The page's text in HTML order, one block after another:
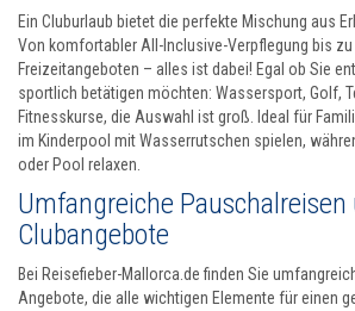
Ein Cluburlaub bietet die perfekte Mischung aus
Von komfortabler All-Inclusive-Verpflegung bis
Freizeitangeboten – alles ist dabei! Egal ob Sie
sportlich betätigen möchten: Wassersport, Golf,
Fitnesskurse, die Auswahl ist groß. Ideal für
im Kinderpool mit Wasserrutschen spielen,
oder Pool relaxen.
Umfangreiche Pauschalreisen
Clubangebote
Bei Reisefieber-Mallorca.de finden Sie
Angebote, die alle wichtigen Elemente für einen